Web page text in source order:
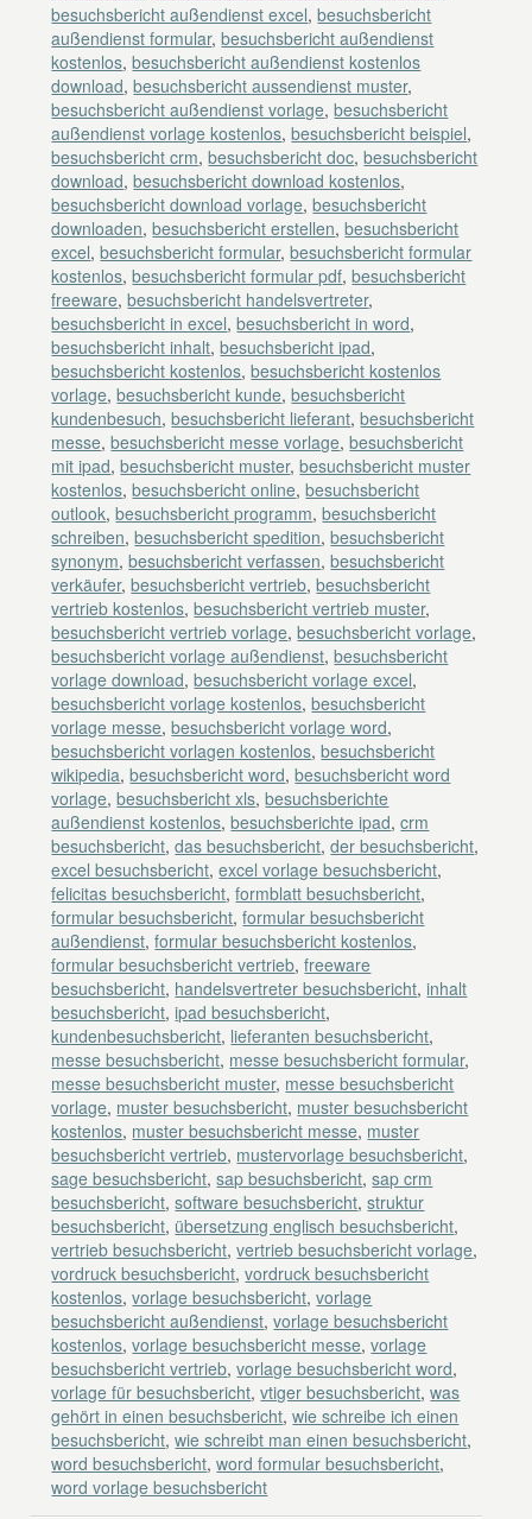
besuchsbericht außendienst excel,besuchsbericht
außendienst formular,besuchsbericht außendienst
kostenlos,besuchsbericht außendienst kostenlos
download,besuchsbericht aussendienst muster,
besuchsbericht außendienst vorlage,besuchsbericht
außendienst vorlage kostenlos,besuchsbericht beispiel,
besuchsbericht crm,besuchsbericht doc,besuchsbericht
download,besuchsbericht download kostenlos,
besuchsbericht download vorlage,besuchsbericht
downloaden,besuchsbericht erstellen,besuchsbericht
excel,besuchsbericht formular,besuchsbericht formular
kostenlos,besuchsbericht formular pdf,besuchsbericht
freeware,besuchsbericht handelsvertreter,
besuchsbericht in excel,besuchsbericht in word,
besuchsbericht inhalt,besuchsbericht ipad,
besuchsbericht kostenlos,besuchsbericht kostenlos
vorlage,besuchsbericht kunde,besuchsbericht
kundenbesuch,besuchsbericht lieferant,besuchsbericht
messe,besuchsbericht messe vorlage,besuchsbericht
mit ipad,besuchsbericht muster,besuchsbericht muster
kostenlos,besuchsbericht online,besuchsbericht
outlook,besuchsbericht programm,besuchsbericht
schreiben,besuchsbericht spedition,besuchsbericht
synonym,besuchsbericht verfassen,besuchsbericht
verkäufer,besuchsbericht vertrieb,besuchsbericht
vertrieb kostenlos,besuchsbericht vertrieb muster,
besuchsbericht vertrieb vorlage,besuchsbericht vorlage,
besuchsbericht vorlage außendienst,besuchsbericht
vorlage download,besuchsbericht vorlage excel,
besuchsbericht vorlage kostenlos,besuchsbericht
vorlage messe,besuchsbericht vorlage word,
besuchsbericht vorlagen kostenlos,besuchsbericht
wikipedia,besuchsbericht word,besuchsbericht word
vorlage,besuchsbericht xls,besuchsberichte
außendienst kostenlos,besuchsberichte ipad,crm
besuchsbericht,das besuchsbericht,der besuchsbericht,
excel besuchsbericht,excel vorlage besuchsbericht,
felicitas besuchsbericht,formblatt besuchsbericht,
formular besuchsbericht,formular besuchsbericht
außendienst,formular besuchsbericht kostenlos,
formular besuchsbericht vertrieb,freeware
besuchsbericht, handelsvertreter besuchsbericht,inhalt
besuchsbericht,ipad besuchsbericht,
kundenbesuchsbericht, lieferanten besuchsbericht,
messe besuchsbericht, messe besuchsbericht formular,
messe besuchsbericht muster, messe besuchsbericht
vorlage, muster besuchsbericht, muster besuchsbericht
kostenlos, muster besuchsbericht messe, muster
besuchsbericht vertrieb, mustervorlage besuchsbericht,
sage besuchsbericht,sap besuchsbericht,sap crm
besuchsbericht,software besuchsbericht,struktur
besuchsbericht, übersetzung englisch besuchsbericht,
vertrieb besuchsbericht,vertrieb besuchsbericht vorlage,
vordruck besuchsbericht,vordruck besuchsbericht
kostenlos,vorlage besuchsbericht,vorlage
besuchsbericht außendienst,vorlage besuchsbericht
kostenlos,vorlage besuchsbericht messe,vorlage
besuchsbericht vertrieb,vorlage besuchsbericht word,
vorlage für besuchsbericht,vtiger besuchsbericht,was
gehört in einen besuchsbericht,wie schreibe ich einen
besuchsbericht,wie schreibt man einen besuchsbericht,
word besuchsbericht,word formular besuchsbericht,
word vorlage besuchsbericht